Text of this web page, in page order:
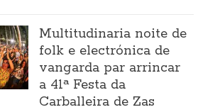
Multitudinaria noite de
folk e electrónica de
vangarda par arrincar
a 41ª Festa da
Carballeira de Zas